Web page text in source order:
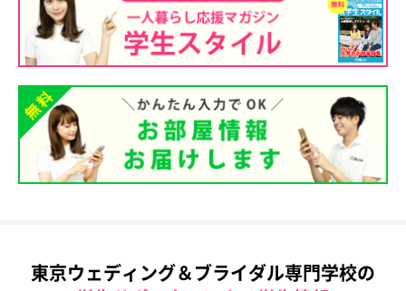
東京ウェディング＆ブライダル専門学校の